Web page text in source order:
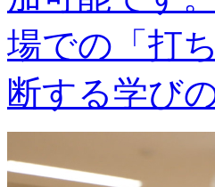
場での「打
断する学び